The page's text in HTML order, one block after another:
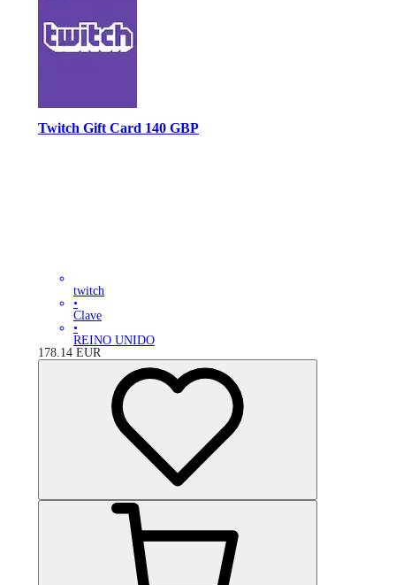
Twitch Gift Card 140 GBP
twitch
•
Clave
•
REINO UNIDO
178.14 EUR